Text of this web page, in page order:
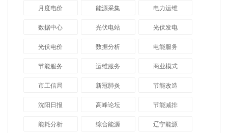
月度电价 能源采集 电力运维
数据中心 光伏电站 光伏发电
光伏电价 数据分析 电能服务
节能服务 运维服务 商业模式
市工信局 新冠肺炎 节能改造
沈阳日报 高峰论坛 节能减排
能耗分析 综合能源 辽宁能源